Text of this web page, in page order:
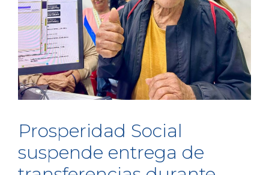
Prosperidad Social
suspende entrega de